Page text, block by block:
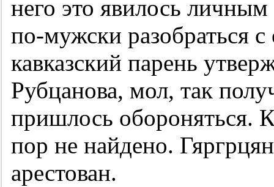
него это явилось
по-мужски разобраться
кавказский парень
Рубцанова, мол, так
пришлось обороняться.
пор не найдено.
арестован.